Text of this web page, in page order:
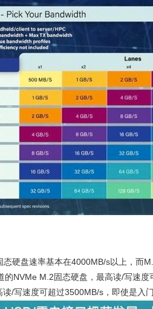
硬盘速率基本在4000MB/s以上，而
的NVMe M.2固态硬盘，最高读/写速
/写速度可超过3500MB/s，即使是入